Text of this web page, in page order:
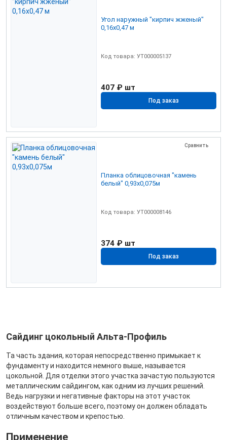
Угол наружный "кирпич жженый"
0,16х0,47 м
Код товара: УТ000005137
407 ₽ шт
Под заказ
Сравнить
Планка облицовочная "камень
белый" 0,93х0,075м
Код товара: УТ000008146
374 ₽ шт
Под заказ
Сайдинг цокольный Альта-Профиль
Та часть здания, которая непосредственно примыкает к
фундаменту и находится немного выше, называется
цокольной. Для отделки этого участка зачастую пользуются
металлическим сайдингом, как одним из лучших решений.
Ведь нагрузки и негативные факторы на этот участок
воздействуют больше всего, поэтому он должен обладать
отличным качеством и крепостью.
Применение